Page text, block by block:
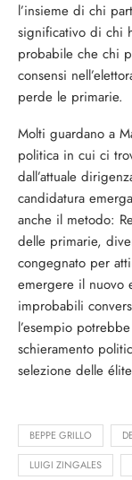
l’insieme di chi
significativo di chi
probabile che chi
consensi
perde le primarie.
Molti guardano a
politica in cui ci
dall’attuale
candidatura
anche il metodo:
delle primarie,
congegnato per
emergere il nuovo
improbabili
l’esempio
schieramento
selezione delle
BEPPE GRILLO
LUIGI ZINGALES